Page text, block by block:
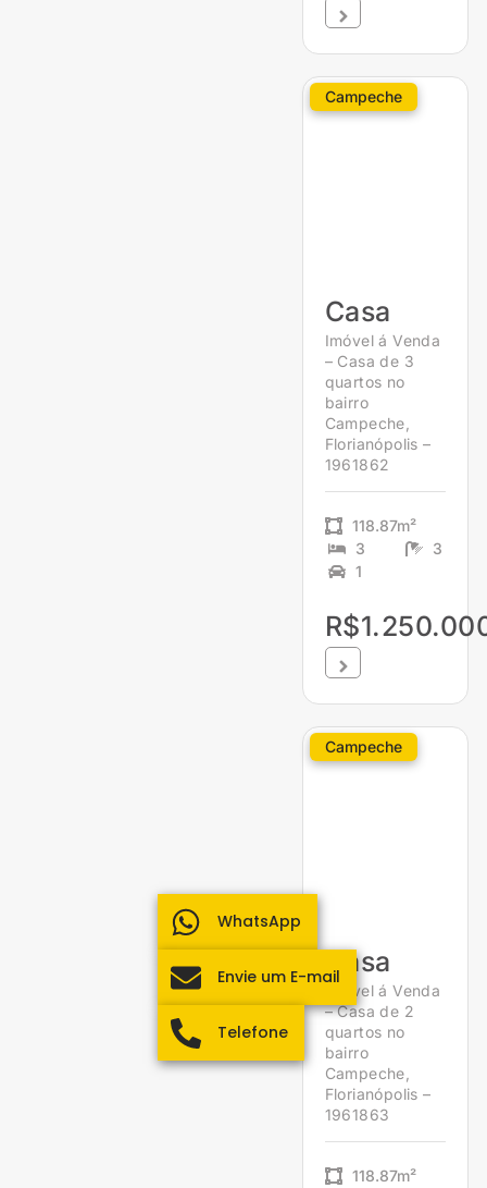
Campeche
Casa
Imóvel á Venda
– Casa de 3
quartos no
bairro
Campeche,
Florianópolis –
1961862
118.87m²
3
3
1
Campeche
Casa
Imóvel á Venda
– Casa de 2
quartos no
bairro
Campeche,
Florianópolis –
1961863
118.87m²
WhatsApp
Envie um E-mail
Telefone